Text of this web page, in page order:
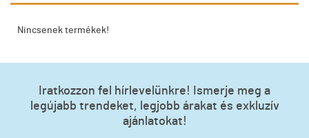
Nincsenek termékek!
Iratkozzon fel hírlevelünkre! Ismerje meg a
legújabb trendeket, legjobb árakat és exkluzív
ajánlatokat!